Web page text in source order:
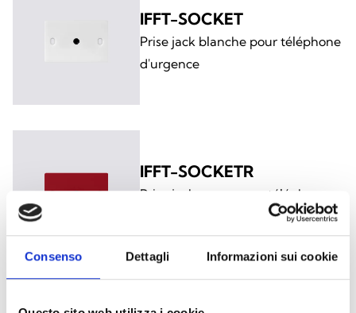
Consenso Dettagli Informazioni sui cookie
IFFT-SOCKET
Prise jack blanche pour téléphone
d'urgence
IFFT-SOCKETR
Prise jack rouge pour téléphone